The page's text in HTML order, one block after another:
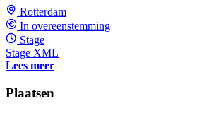
Rotterdam
In overeenstemming
Stage
Stage XML
Lees meer
Plaatsen